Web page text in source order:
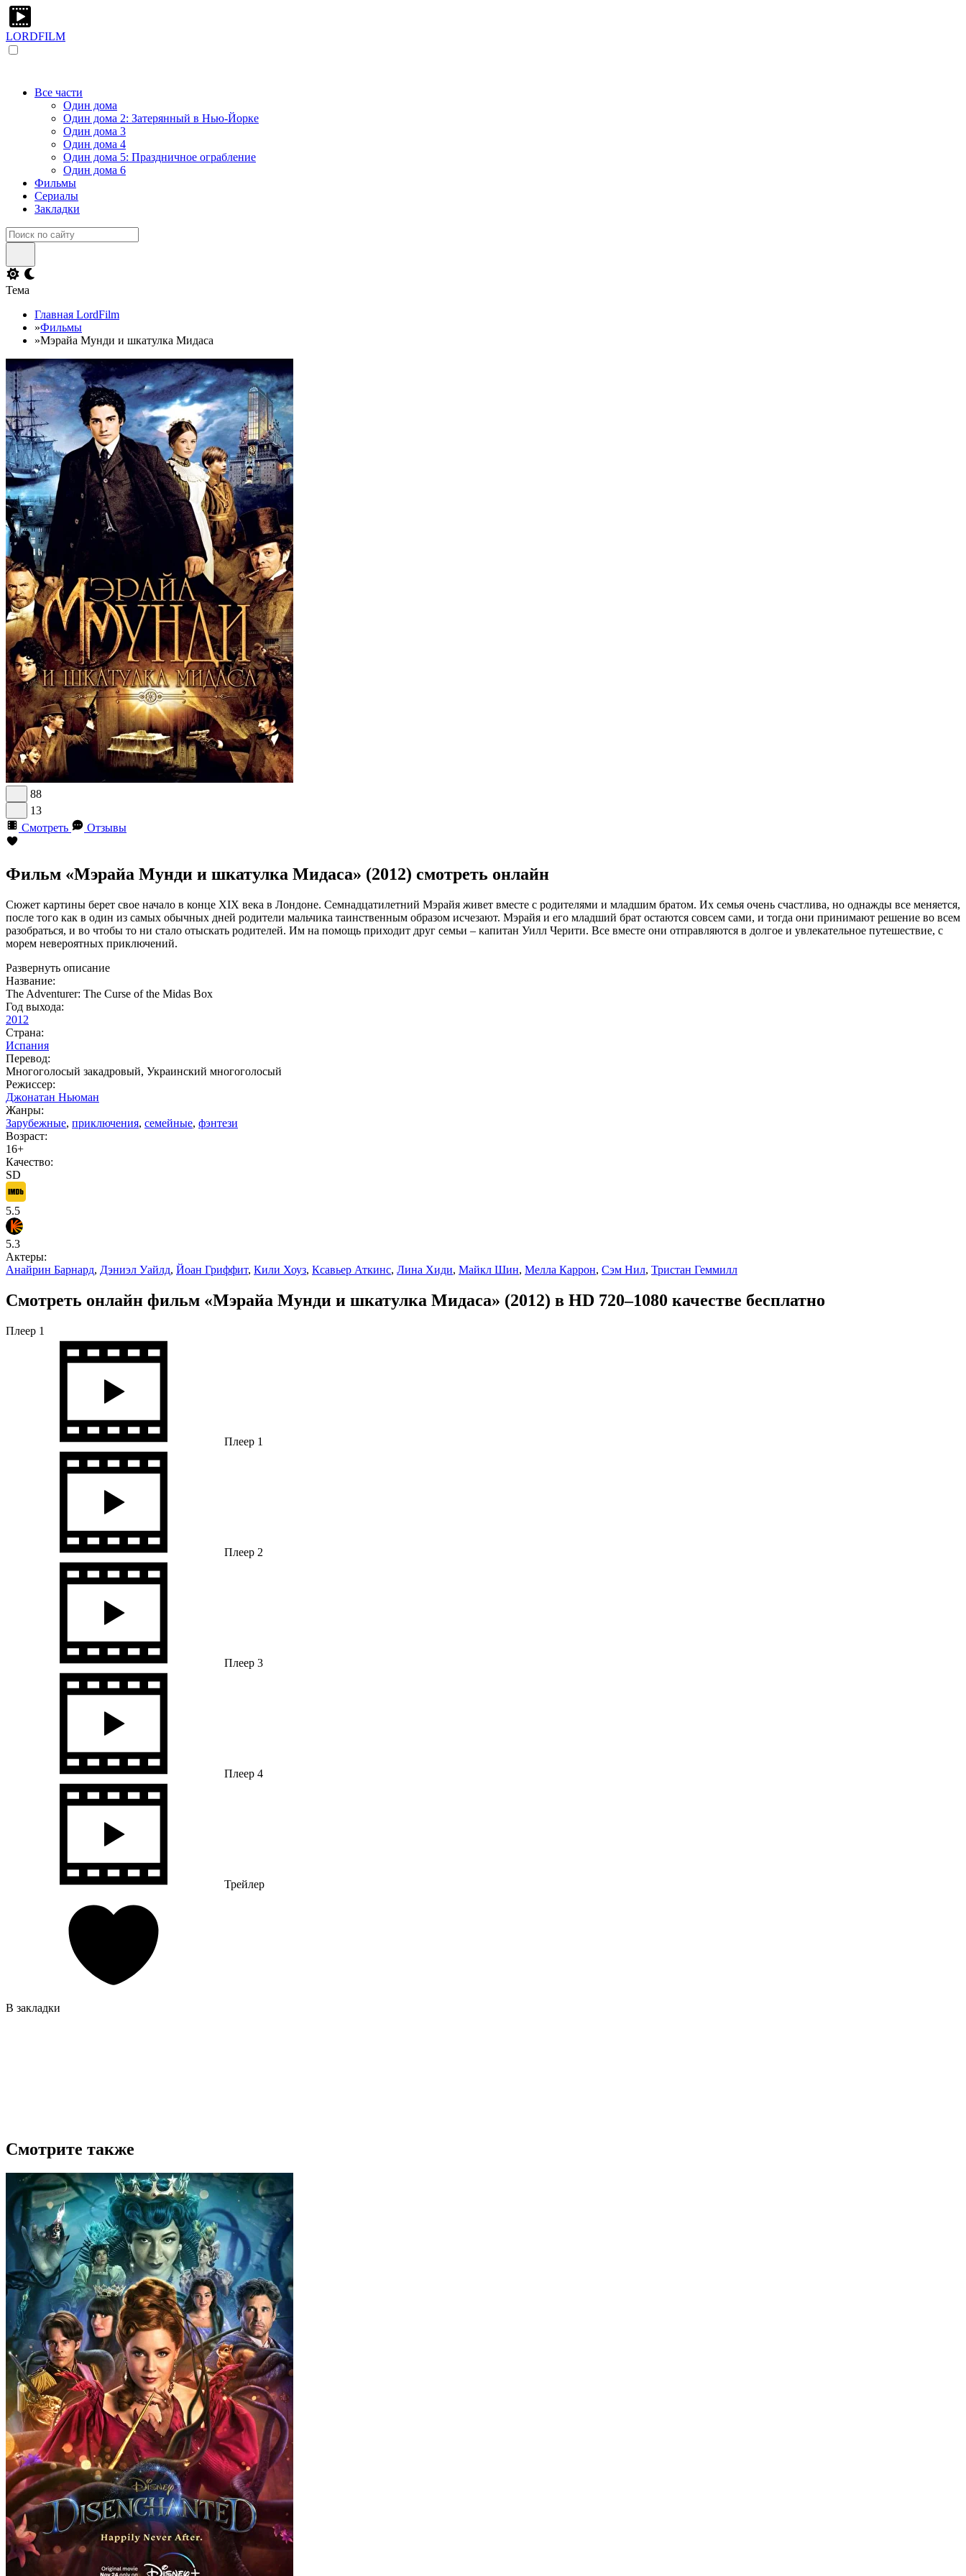
LORDFILM
Все части
Один дома
Один дома 2: Затерянный в Нью-Йорке
Один дома 3
Один дома 4
Один дома 5: Праздничное ограбление
Один дома 6
Фильмы
Сериалы
Закладки
Тема
Главная LordFilm
»Фильмы
»Мэрайа Мунди и шкатулка Мидаса
88
13
Смотреть
Отзывы
Фильм «Мэрайа Мунди и шкатулка Мидаса» (2012) смотреть онлайн
Сюжет картины берет свое начало в конце XIX века в Лондоне. Семнадцатилетний Мэрайя живет вместе с родителями и младшим братом. Их семья очень счастлива, но однажды все меняется,
после того как в один из самых обычных дней родители мальчика таинственным образом исчезают. Мэрайя и его младший брат остаются совсем сами, и тогда они принимают решение во всем
разобраться, и во чтобы то ни стало отыскать родителей. Им на помощь приходит друг семьи – капитан Уилл Черити. Все вместе они отправляются в долгое и увлекательное путешествие, с
морем невероятных приключений.
Развернуть описание
Название:
The Adventurer: The Curse of the Midas Box
Год выхода:
2012
Страна:
Испания
Перевод:
Многоголосый закадровый, Украинский многоголосый
Режиссер:
Джонатан Ньюман
Жанры:
Зарубежные, приключения, семейные, фэнтези
Возраст:
16+
Качество:
SD
5.5
5.3
Актеры:
Анайрин Барнард, Дэниэл Уайлд, Йоан Гриффит, Кили Хоуз, Ксавьер Аткинс, Лина Хиди, Майкл Шин, Мелла Каррон, Сэм Нил, Тристан Геммилл
Смотреть онлайн фильм «Мэрайа Мунди и шкатулка Мидаса» (2012) в HD 720–1080 качестве бесплатно
Плеер 1
Плеер 1
Плеер 2
Плеер 3
Плеер 4
Трейлер
В закладки
Смотрите также